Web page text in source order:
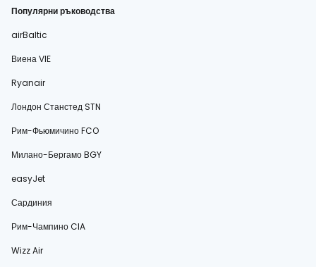
Популярни ръководства
airBaltic
Виена VIE
Ryanair
Лондон Станстед STN
Рим-Фьюмичино FCO
Милано-Бергамо BGY
easyJet
Сардиния
Рим-Чампино CIA
Wizz Air